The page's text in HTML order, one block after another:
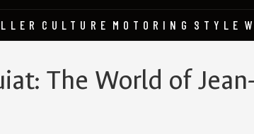
CULTURE MOTORING STYLE
The World of